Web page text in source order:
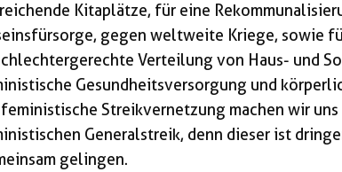
Kitaplätze, für eine
gegen weltweite Kriege, sowie
Verteilung von Haus- und
Gesundheitsversorgung und
Streikvernetzung machen wir uns
Generalstreik, denn dieser ist
gelingen.